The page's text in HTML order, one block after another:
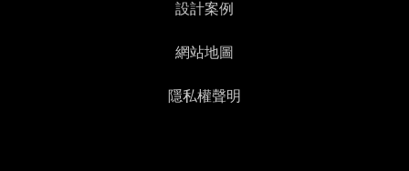
設計案例
網站地圖
隱私權聲明